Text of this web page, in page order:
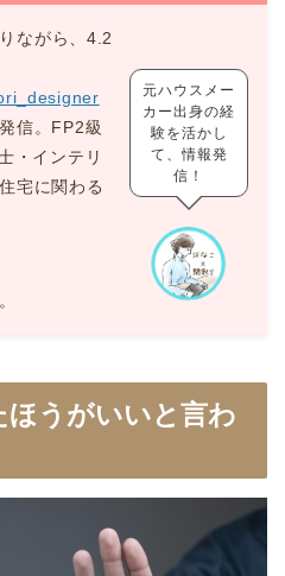
ながら、4.2
信。FP2級
・インテリ
宅に関わる
。
元ハウスメー
カー出身の経
験を活かし
て、情報発
信！
ほうがいいと言わ